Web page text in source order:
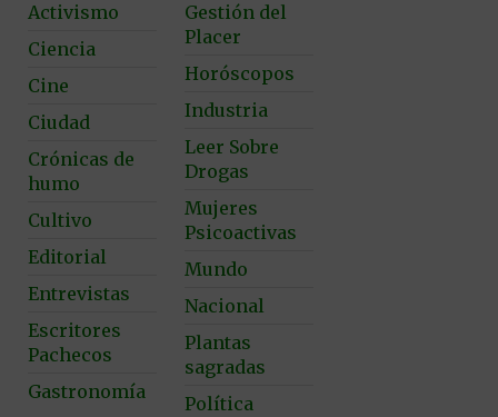
Activismo
Ciencia
Cine
Ciudad
Crónicas de
humo
Cultivo
Editorial
Entrevistas
Escritores
Pachecos
Gastronomía
Gestión del
Placer
Horóscopos
Industria
Leer Sobre
Drogas
Mujeres
Psicoactivas
Mundo
Nacional
Plantas
sagradas
Política